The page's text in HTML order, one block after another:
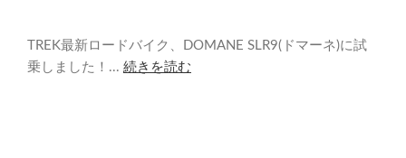
TREK最新ロードバイク、DOMANE SLR9(ドマーネ)に試
乗しました！... 続きを読む